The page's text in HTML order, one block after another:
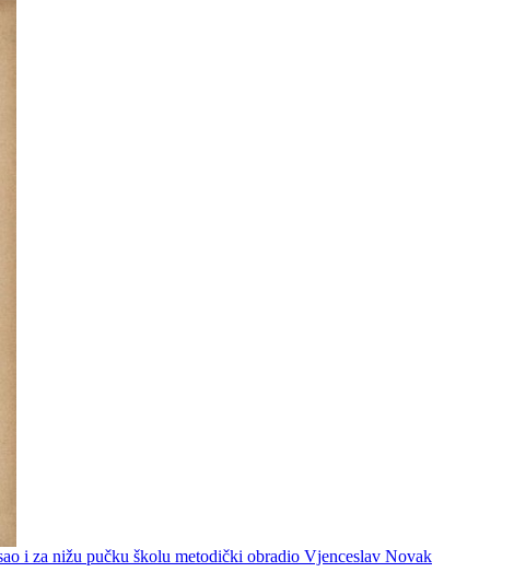
i za nižu pučku školu metodički obradio Vjenceslav Novak